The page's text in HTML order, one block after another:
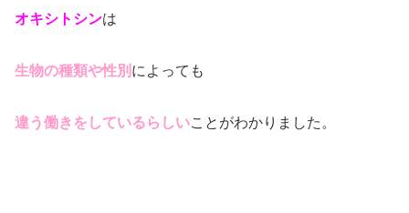
オキシトシンは
生物の種類や性別 によっても
違う働きをしているらしいことがわかりました。